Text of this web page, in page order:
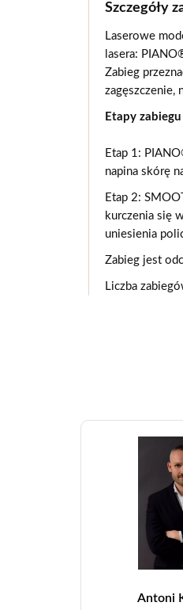
Szczegóły
Laserowe
lasera:
Zabieg
zagęszczenie,
Etapy zabiegu
Etap 1:
napina skórę
Etap 2:
kurczenia się
uniesienia
Zabieg jest
Liczba
Antoni